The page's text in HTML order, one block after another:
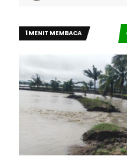
1 MENIT MEMBACA